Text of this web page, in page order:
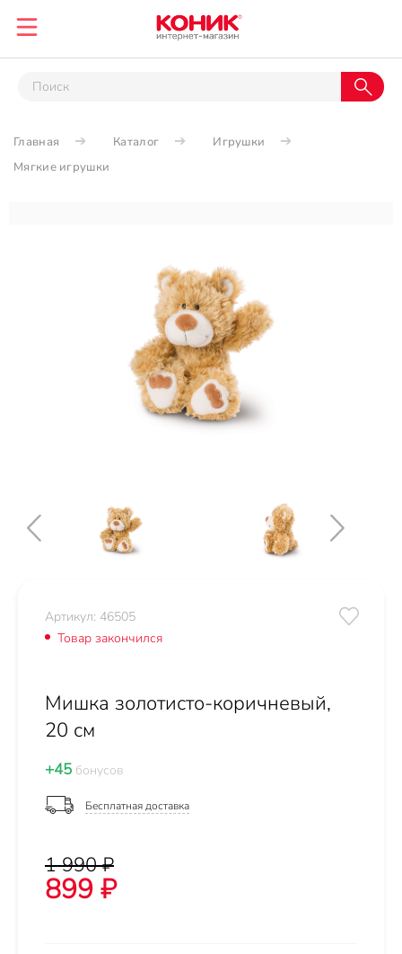
Главная Каталог
Игрушки
Мягкие игрушки
Артикул: 46505
Товар закончился
Мишка золотисто-коричневый,
20 см
+45 бонусов
Бесплатная доставка
1 990 ₽
899 ₽